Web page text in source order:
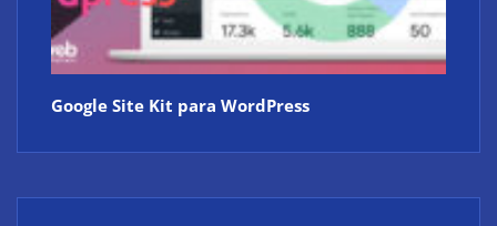
Google Site Kit para WordPress